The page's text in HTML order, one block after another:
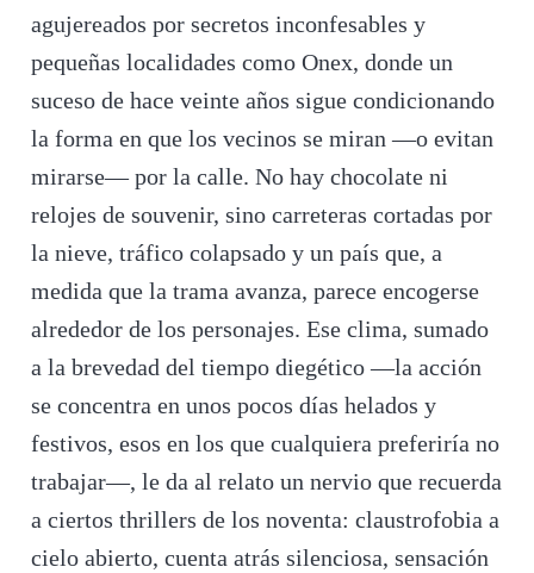
agujereados por secretos inconfesables y
pequeñas localidades como Onex, donde un
suceso de hace veinte años sigue condicionando
la forma en que los vecinos se miran —o evitan
mirarse— por la calle. No hay chocolate ni
relojes de souvenir, sino carreteras cortadas por
la nieve, tráfico colapsado y un país que, a
medida que la trama avanza, parece encogerse
alrededor de los personajes. Ese clima, sumado
a la brevedad del tiempo diegético —la acción
se concentra en unos pocos días helados y
festivos, esos en los que cualquiera preferiría no
trabajar—, le da al relato un nervio que recuerda
a ciertos thrillers de los noventa: claustrofobia a
cielo abierto, cuenta atrás silenciosa, sensación